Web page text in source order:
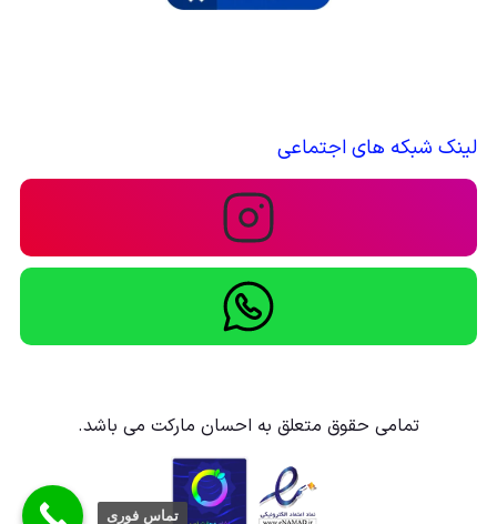
لینک شبکه های اجتماعی
تمامی حقوق متعلق به احسان مارکت می باشد.
تماس فوری